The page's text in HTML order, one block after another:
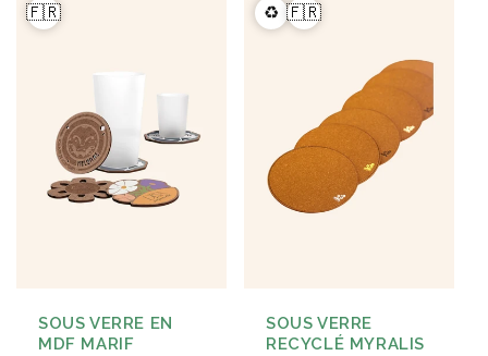
🇫🇷
SOUS VERRE EN
MDF MARIF
♻️ 🇫🇷
SOUS VERRE
RECYCLÉ MYRALIS